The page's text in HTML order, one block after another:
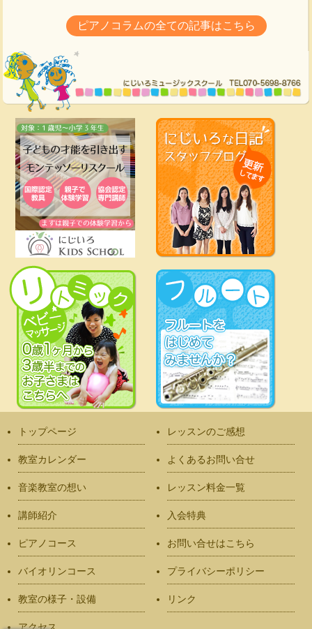
ピアノコラムの全ての記事はこちら
トップページ
教室カレンダー
音楽教室の想い
講師紹介
レッスンのご感想
よくあるお問い合せ
レッスン料金一覧
入会特典
ピアノコース
バイオリンコース
教室の様子・設備
お問い合せはこちら
プライバシーポリシー
リンク